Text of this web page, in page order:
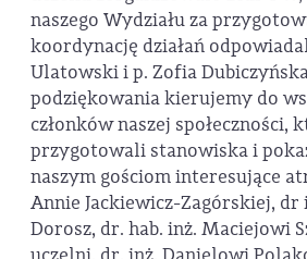
naszego Wydziału za
koordynację działań
Ulatowski i p. Zofia
podziękowania kierujemy do
członków naszej społeczności,
przygotowali stanowiska i
naszym gościom interesujące
Annie Jackiewicz-Zagórskiej, dr
Dorosz, dr. hab. inż. Maciejowi